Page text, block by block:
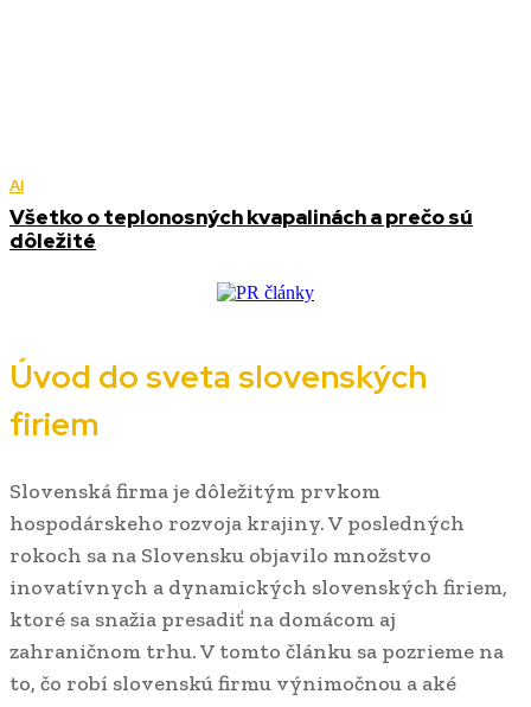
AI
Všetko o teplonosných kvapalinách a prečo sú
dôležité
Úvod do sveta slovenských
firiem
Slovenská firma je dôležitým prvkom
hospodárskeho rozvoja krajiny. V posledných
rokoch sa na Slovensku objavilo množstvo
inovatívnych a dynamických slovenských firiem,
ktoré sa snažia presadiť na domácom aj
zahraničnom trhu. V tomto článku sa pozrieme na
to, čo robí slovenskú firmu výnimočnou a aké